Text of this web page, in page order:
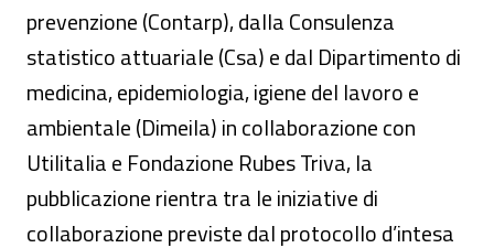
prevenzione (Contarp), dalla Consulenza
statistico attuariale (Csa) e dal Dipartimento di
medicina, epidemiologia, igiene del lavoro e
ambientale (Dimeila) in collaborazione con
Utilitalia e Fondazione Rubes Triva, la
pubblicazione rientra tra le iniziative di
collaborazione previste dal protocollo d’intesa